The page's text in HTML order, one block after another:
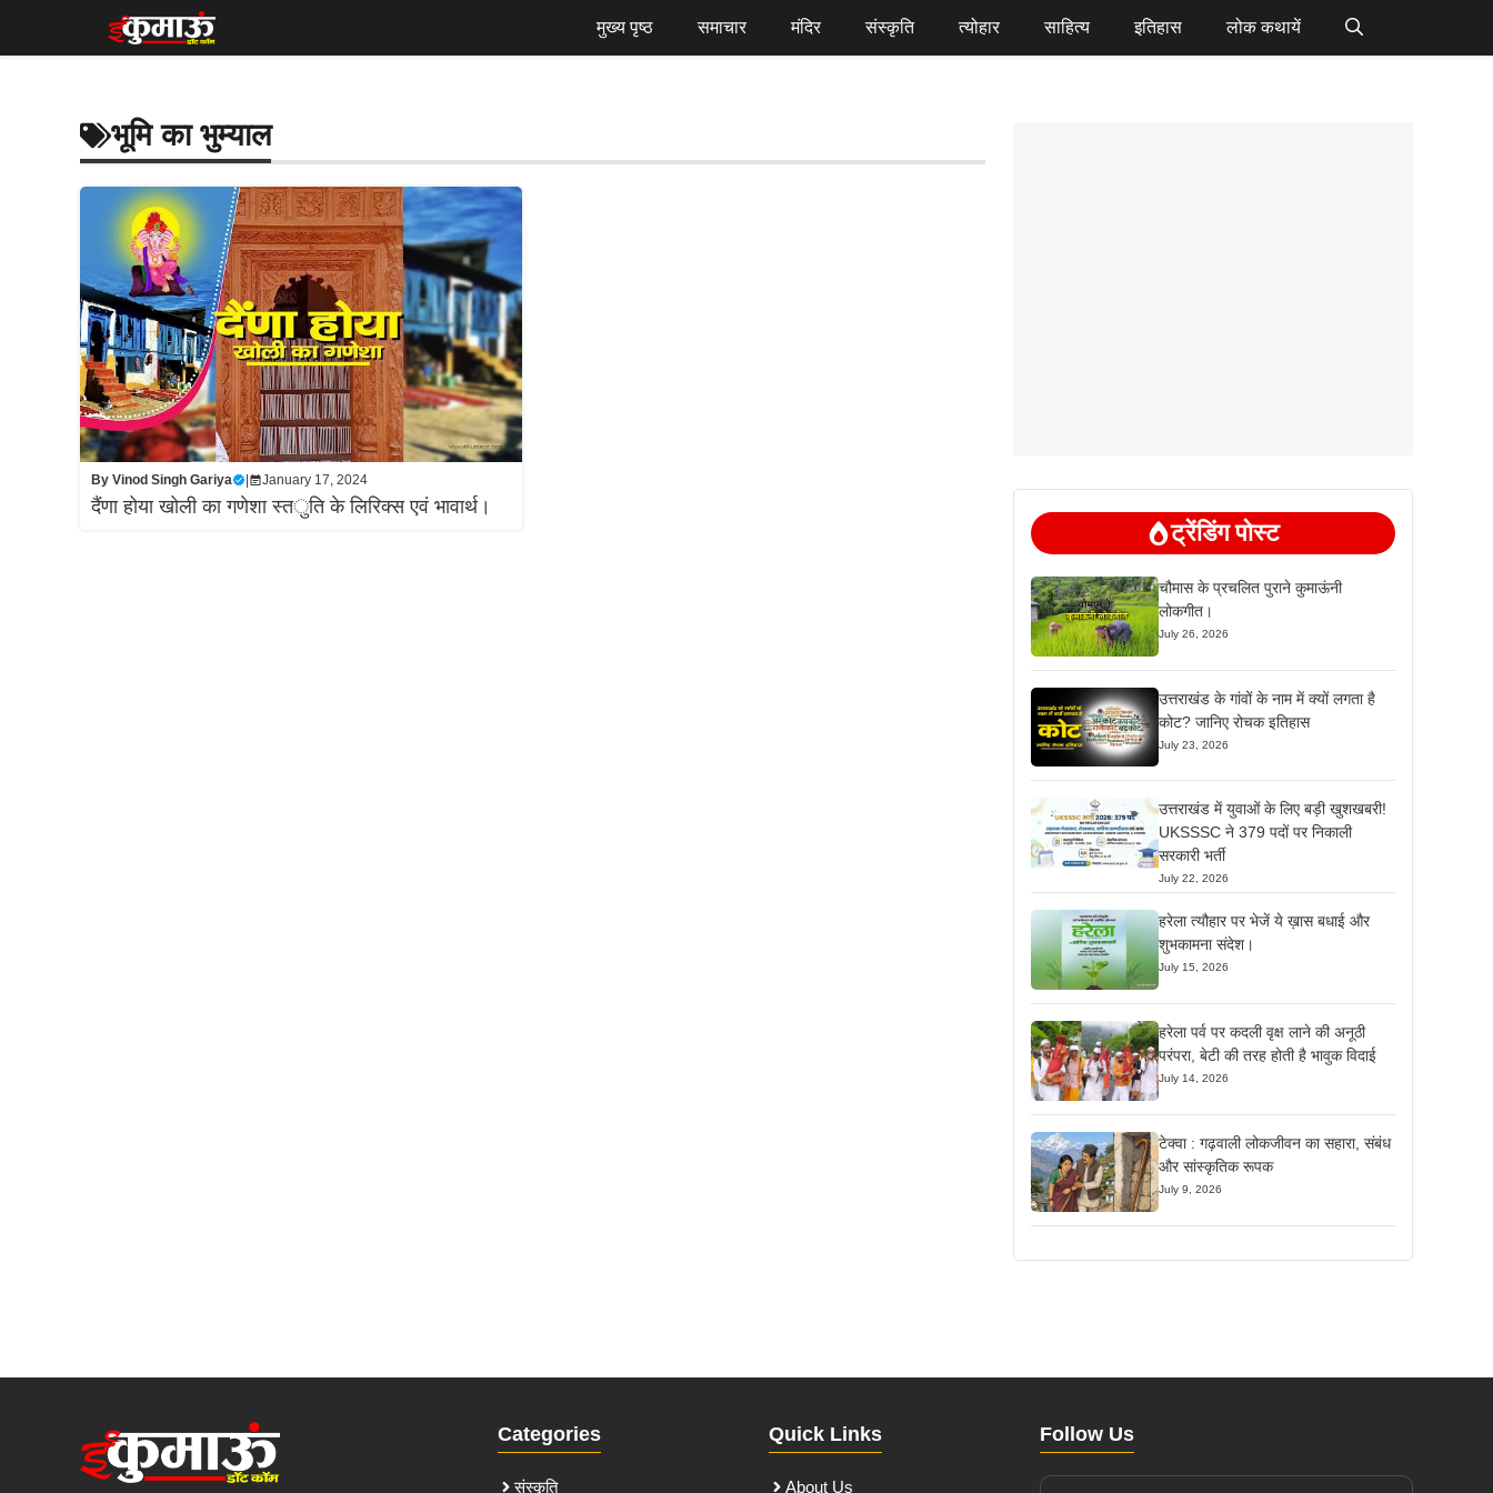
मुख्य पृष्ठ समाचार मंदिर संस्कृति त्योहार साहित्य इतिहास लोक कथायें
भूमि का भुम्याल
By Vinod Singh Gariya January 17, 2024
दैंणा होया खोली का गणेशा स्तुति के लिरिक्स एवं भावार्थ।
ट्रेंडिंग पोस्ट
चौमास के प्रचलित पुराने कुमाऊंनी
लोकगीत।
July 26, 2026
उत्तराखंड के गांवों के नाम में क्यों लगता है
कोट? जानिए रोचक इतिहास
July 23, 2026
उत्तराखंड में युवाओं के लिए बड़ी खुशखबरी!
UKSSSC ने 379 पदों पर निकाली
सरकारी भर्ती
July 22, 2026
हरेला त्यौहार पर भेजें ये ख़ास बधाई और
शुभकामना संदेश।
July 15, 2026
हरेला पर्व पर कदली वृक्ष लाने की अनूठी
परंपरा, बेटी की तरह होती है भावुक विदाई
July 14, 2026
टेक्वा : गढ़वाली लोकजीवन का सहारा, संबंध
और सांस्कृतिक रूपक
July 9, 2026
Categories
संस्कृति
Quick Links
About Us
Follow Us